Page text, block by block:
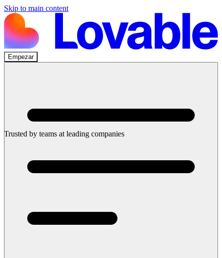
Skip to main content
Empezar
Pruébalo ahora
Trusted by teams at leading companies